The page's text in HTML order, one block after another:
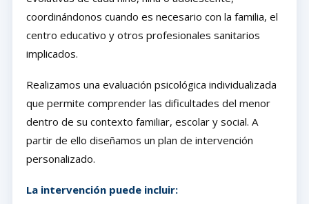
coordinándonos cuando es necesario con la familia, el
centro educativo y otros profesionales sanitarios
implicados.
Realizamos una evaluación psicológica individualizada
que permite comprender las dificultades del menor
dentro de su contexto familiar, escolar y social. A
partir de ello diseñamos un plan de intervención
personalizado.
La intervención puede incluir: